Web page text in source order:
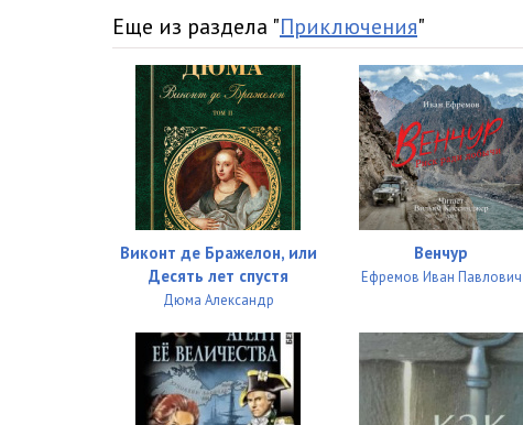
Еще из раздела "Приключения"
Виконт де Бражелон, или
Десять лет спустя
Дюма Александр
Венчур
Ефремов Иван Павлович